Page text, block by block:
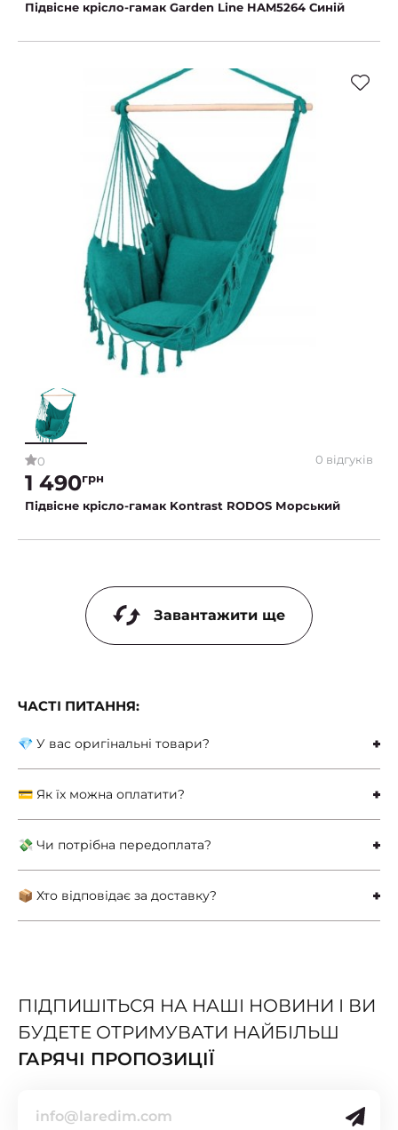
Підвісне крісло-гамак Garden Line HAM5264 Синій
0 0 відгуків
1 490грн
Підвісне крісло-гамак Kontrast RODOS Морський
Завантажити ще
ЧАСТІ ПИТАННЯ:
💎 У вас оригінальні товари?
💳 Як їх можна оплатити?
💸 Чи потрібна передоплата?
📦 Хто відповідає за доставку?
ПІДПИШІТЬСЯ НА НАШІ НОВИНИ І ВИ
БУДЕТЕ ОТРИМУВАТИ НАЙБІЛЬШ
ГАРЯЧІ ПРОПОЗИЦІЇ